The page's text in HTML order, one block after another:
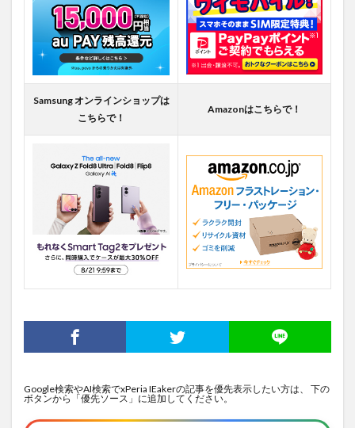
Samsung オンラインショップは
こちらで！
Amazonはこちらで！
Google検索やAI検索でxPeria IEakerの記事を優先表示したい方は、 下の
ボタンから「優先ソース」に追加してください。